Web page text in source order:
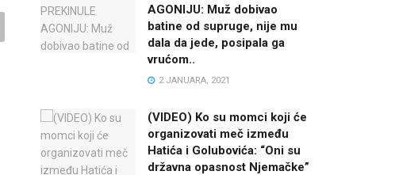
AGONIJU: Muž dobivao
batine od supruge, nije mu
dala da jede, posipala ga
vrućom..
2 JANUARA, 2021
(VIDEO) Ko su momci koji će
organizovati meč između
Hatića i Golubovića: “Oni su
državna opasnost Njemačke”